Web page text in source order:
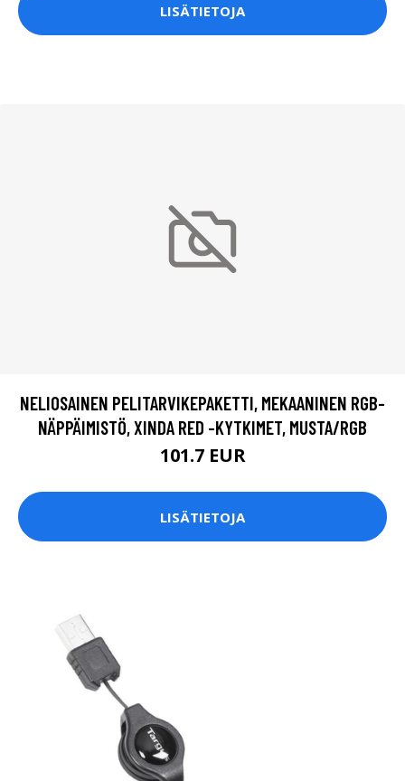
LISÄTIETOJA
NELIOSAINEN PELITARVIKEPAKETTI, MEKAANINEN RGB-
NÄPPÄIMISTÖ, XINDA RED -KYTKIMET, MUSTA/RGB
101.7 EUR
LISÄTIETOJA